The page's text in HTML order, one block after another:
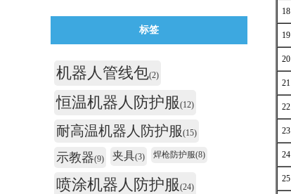
18
19
20
21
22
23
24
25
标签
机器人管线包(2)
恒温机器人防护服(12)
耐高温机器人防护服(15)
示教器(9) 夹具(3) 焊枪防护服(8)
喷涂机器人防护服(24)